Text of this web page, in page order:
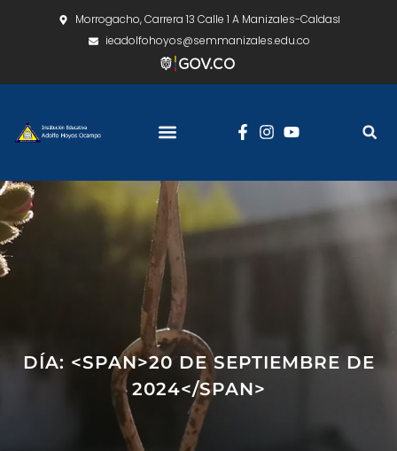
Morrogacho, Carrera 13 Calle 1 A Manizales-Caldas
ieadolfohoyos@semmanizales.edu.co
DÍA: <SPAN>20 DE SEPTIEMBRE DE
2024</SPAN>